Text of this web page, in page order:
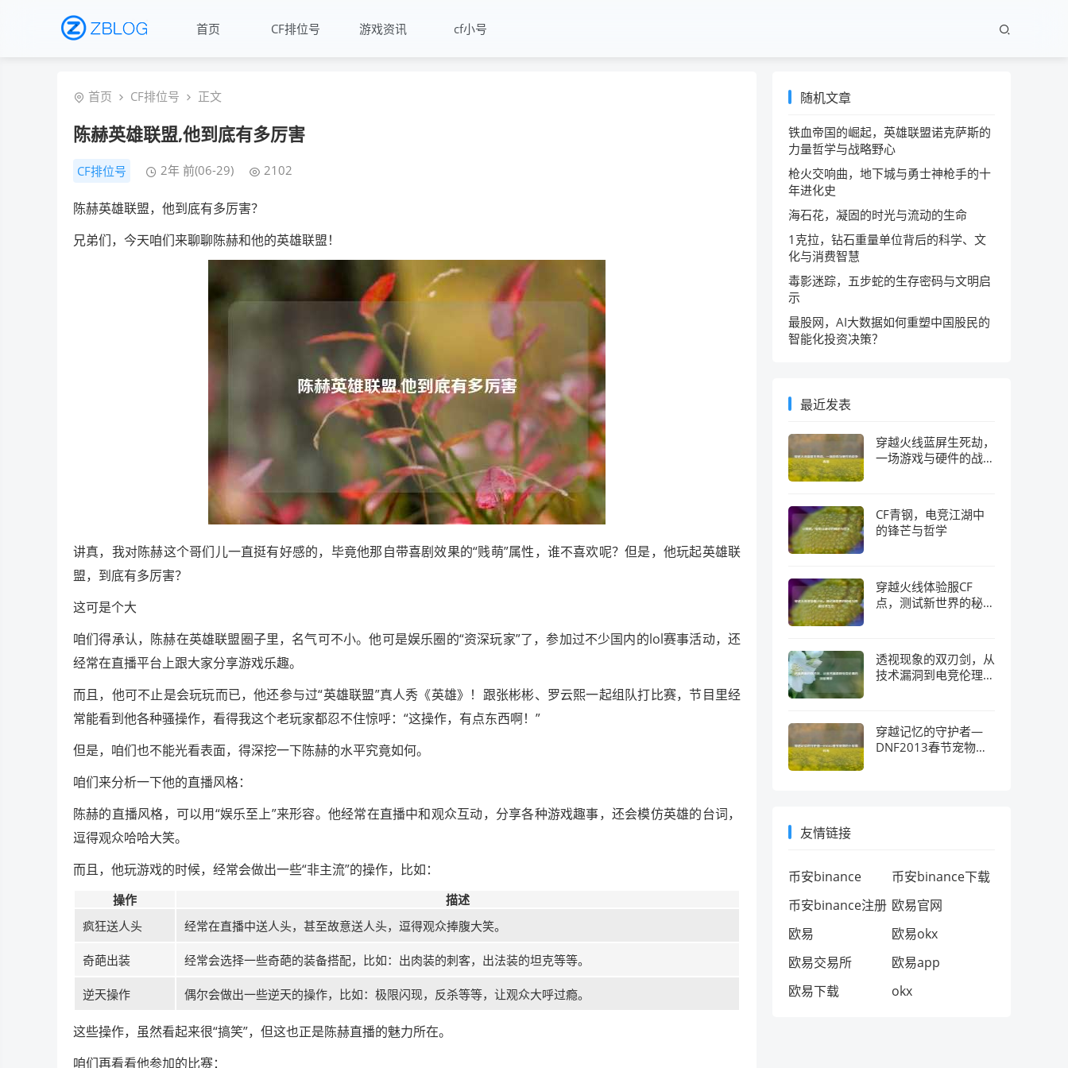
首页 CF排位号 游戏资讯 cf小号
首页 CF排位号 正文
陈赫英雄联盟,他到底有多厉害
CF排位号 2年 前(06-29) 2102
陈赫英雄联盟，他到底有多厉害？
兄弟们，今天咱们来聊聊陈赫和他的英雄联盟！
讲真，我对陈赫这个哥们儿一直挺有好感的，毕竟他那自带喜剧效果的“贱萌”属性，谁不喜欢呢？但是，他玩起英雄联
盟，到底有多厉害？
这可是个大
咱们得承认，陈赫在英雄联盟圈子里，名气可不小。他可是娱乐圈的“资深玩家”了，参加过不少国内的lol赛事活动，还
经常在直播平台上跟大家分享游戏乐趣。
而且，他可不止是会玩玩而已，他还参与过“英雄联盟”真人秀《英雄》！跟张彬彬、罗云熙一起组队打比赛，节目里经
常能看到他各种骚操作，看得我这个老玩家都忍不住惊呼：“这操作，有点东西啊！”
但是，咱们也不能光看表面，得深挖一下陈赫的水平究竟如何。
咱们来分析一下他的直播风格：
陈赫的直播风格，可以用“娱乐至上”来形容。他经常在直播中和观众互动，分享各种游戏趣事，还会模仿英雄的台词，
逗得观众哈哈大笑。
而且，他玩游戏的时候，经常会做出一些“非主流”的操作，比如：
操作
描述
疯狂送人头
经常在直播中送人头，甚至故意送人头，逗得观众捧腹大笑。
奇葩出装 经常会选择一些奇葩的装备搭配，比如：出肉装的刺客，出法装的坦克等等。
逆天操作 偶尔会做出一些逆天的操作，比如：极限闪现，反杀等等，让观众大呼过瘾。
这些操作，虽然看起来很“搞笑”，但这也正是陈赫直播的魅力所在。
咱们再看看他参加的比赛：
随机文章
铁血帝国的崛起，英雄联盟诺克萨斯的
力量哲学与战略野心
枪火交响曲，地下城与勇士神枪手的十
年进化史
海石花，凝固的时光与流动的生命
1克拉，钻石重量单位背后的科学、文
化与消费智慧
毒影迷踪，五步蛇的生存密码与文明启
示
最股网，AI大数据如何重塑中国股民的
智能化投资决策？
最近发表
穿越火线蓝屏生死劫，
一场游戏与硬件的战争
CF青钢，电竞江湖中
的锋芒与哲学
穿越火线体验服CF
点，测试新世界的秘钥
透视现象的双刃剑，从
技术漏洞到电竞伦理的
穿越记忆的守护者—
DNF2013春节宠物的
友情链接
币安binance
币安binance下载
币安binance注册 欧易官网
欧易
欧易okx
欧易交易所
欧易app
欧易下载
okx